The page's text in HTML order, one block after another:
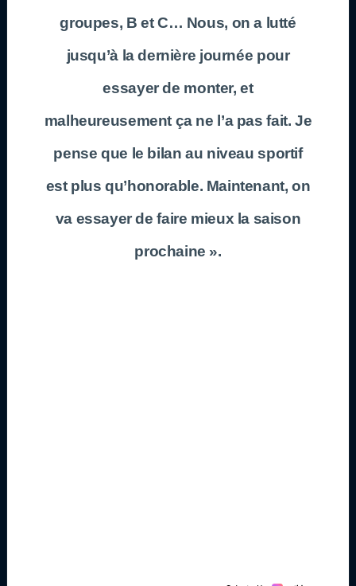
groupes, B et C… Nous, on a lutté
jusqu’à la dernière journée pour
essayer de monter, et
malheureusement ça ne l’a pas fait. Je
pense que le bilan au niveau sportif
est plus qu’honorable. Maintenant, on
va essayer de faire mieux la saison
prochaine ».